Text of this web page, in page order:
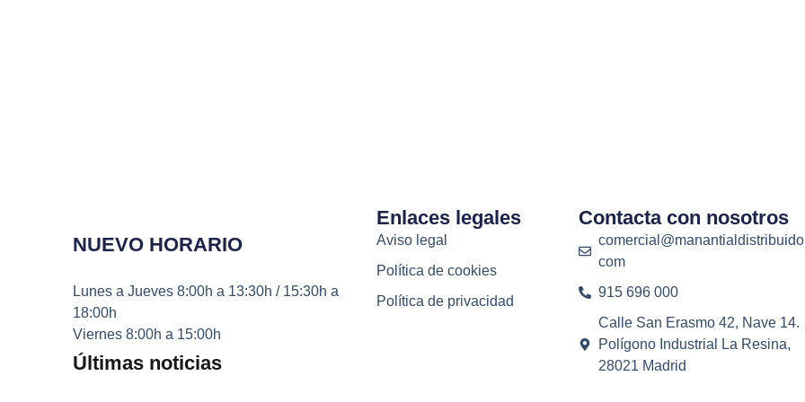
NUEVO HORARIO
Lunes a Jueves8:00h a 13:30h / 15:30h a
18:00h
Viernes8:00h a 15:00h
Últimas noticias
Enlaces legales
Aviso legal
Política de cookies
Política de privacidad
Contacta con nosotros
com
915 696 000
Calle San Erasmo 42, Nave 14.
Polígono Industrial La Resina,
28021 Madrid